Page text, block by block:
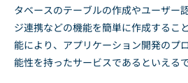
タベースのテーブルの作成やユーザー
ジ連携などの機能を簡単に作成するこ
能により、アプリケーション開発のプ
能性を持ったサービスであるといえるで